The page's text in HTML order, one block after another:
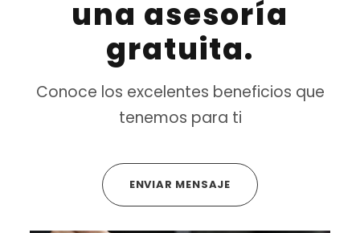
una asesoría
gratuita.
Conoce los excelentes beneficios que
tenemos para ti
ENVIAR MENSAJE